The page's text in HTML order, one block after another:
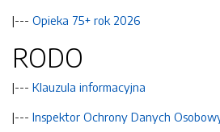
|--- Opieka 75+ rok 2026
RODO
|--- Klauzula informacyjna
|--- Inspektor Ochrony Danych